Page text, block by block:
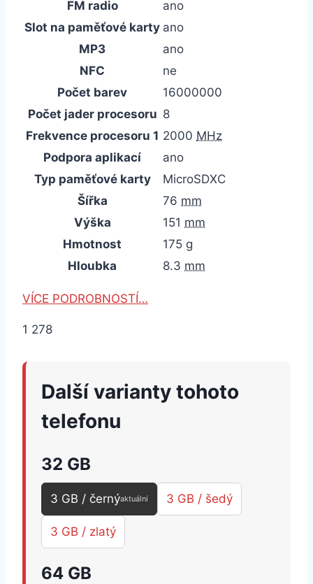
FM radio
ano
Slot na paměťové karty ano
MP3
ano
NFC
ne
Počet barev
16000000
Počet jader procesoru 8
Frekvence procesoru 1 2000 MHz
Podpora aplikací
ano
Typ paměťové karty
MicroSDXC
Šířka
76 mm
Výška
151 mm
Hmotnost
175 g
Hloubka
8.3 mm
VÍCE PODROBNOSTÍ…
1 278
Další varianty tohoto
telefonu
32 GB
3 GB / černýaktuální 3 GB / šedý
3 GB / zlatý
64 GB